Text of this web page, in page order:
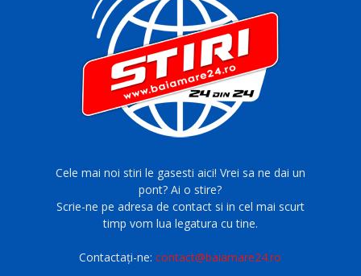
Cele mai noi stiri le gasesti aici! Vrei sa ne dai un
pont? Ai o stire?
Scrie-ne pe adresa de contact si in cel mai scurt
timp vom lua legatura cu tine.
Contactați-ne:contact@baiamare24.ro